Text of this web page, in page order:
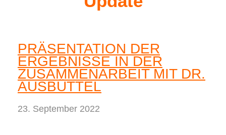
PRÄSENTATION DER
ERGEBNISSE IN DER
ZUSAMMENARBEIT MIT DR.
AUSBÜTTEL
23. September 2022